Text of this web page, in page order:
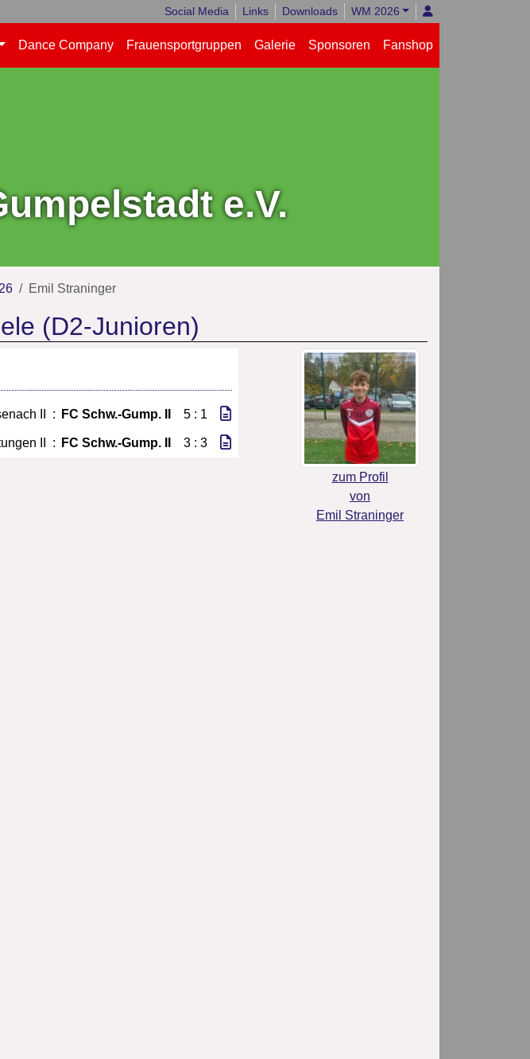
Social Media Links Downloads WM 2026
Dance Company Frauensportgruppen Galerie Sponsoren Fanshop
e.V.
Emil Straninger
(D2-Junioren)
zum Profil
von
Emil Straninger
II : FC Schw.-Gump. II 5 : 1
II : FC Schw.-Gump. II 3 : 3